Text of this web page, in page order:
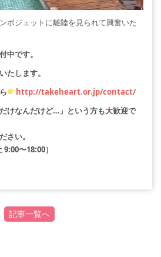
ボジェットに離陸を見られて興奮いた
中です。
たします。
http://takeheart.or.jp/contact/
けなんだけど…」という方も大歓迎で
さい。
〜18:00）
記事一覧へ